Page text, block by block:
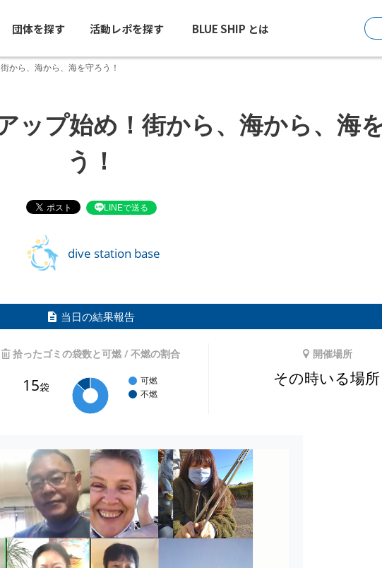
団体を探す 活動レポを探す BLUE SHIP とは
から、海から、海を守ろう！
ップ始め！街から、海から、海
う！
LINEで送る
dive station base
当日の結果報告
拾ったゴミの袋数と可燃 / 不燃の割合
15袋
可燃
不燃
開催場所
その時いる場所